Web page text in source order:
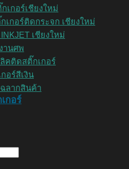
เกอร์เชียงใหม่
เกอร์ติดกระจก เชียงใหม่
เชียงใหม่
านศพ
คติดสติ๊กเกอร์
อร์สีเงิน
ลากสินค้า
กอร์